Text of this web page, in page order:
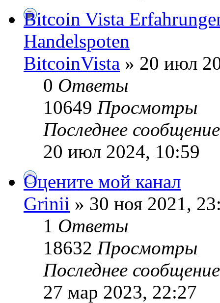
Bitcoin Vista
Handelspoten
BitcoinVista » 20 июл
0 Ответы
10649 Просмотры
Последнее
20 июл 2024, 10:59
Оцените мой канал
Grinii » 30 ноя 2021,
1 Ответы
18632 Просмотры
Последнее
27 мар 2023, 22:27